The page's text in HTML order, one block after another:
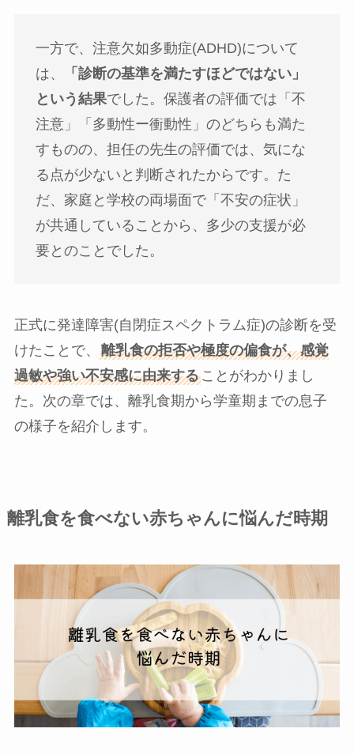
一方で、注意欠如多動症(ADHD)について
は、
「診断の基準を満たすほどではない」
という結果でした。保護者の評価では「不
注意」「多動性ー衝動性」のどちらも満た
すものの、担任の先生の評価では、気にな
る点が少ないと判断されたからです。た
だ、家庭と学校の両場面で「不安の症状」
が共通していることから、多少の支援が必
要とのことでした。
正式に発達障害(自閉症スペクトラム症)の診断を受
けたことで、 離乳食の拒否や極度の偏食が、感覚
過敏や強い不安感に由来することがわかりまし
た。次の章では、離乳食期から学童期までの息子
の様子を紹介します。
離乳食を食べない赤ちゃんに悩んだ時期